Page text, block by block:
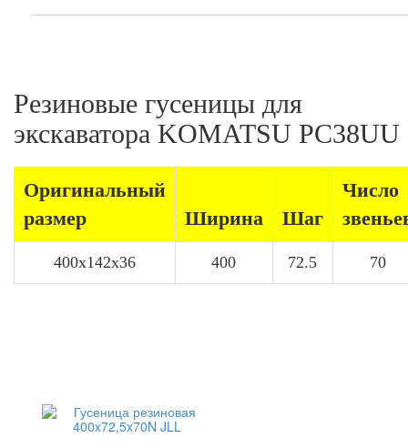
Резиновые гусеницы для
экскаватора KOMATSU PC38UU
Оригинальный
размер
Ширина Шаг
Число
400x142x36 400 72.5 70